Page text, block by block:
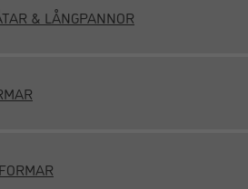
& LÅNGPANNOR